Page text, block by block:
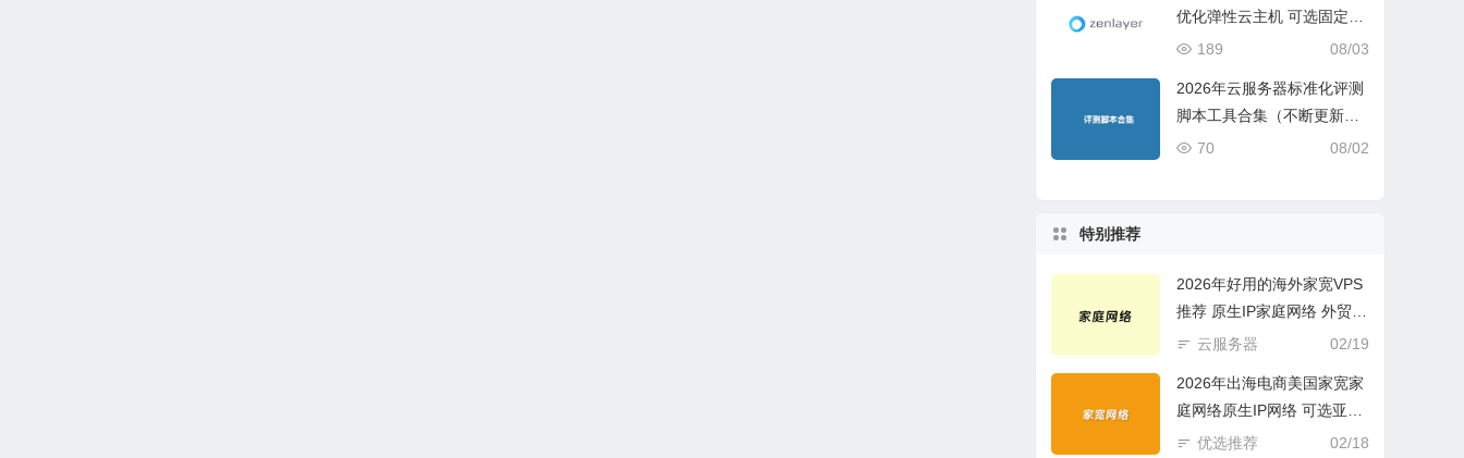
优化弹性云主机 可选固定带
宽或流量模式
08/03
189
2026年云服务器标准化评测
脚本工具合集（不断更新完
善）
08/02
70
特别推荐
2026年好用的海外家宽VPS
推荐 原生IP家庭网络 外贸电
商必选
02/19
云服务器
2026年出海电商美国家宽家
庭网络原生IP网络 可选亚欧
美云服务器
02/18
优选推荐